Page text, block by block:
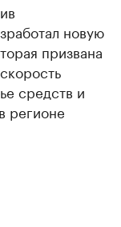
новую
призвана
средств и
регионе